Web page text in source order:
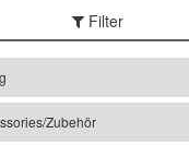
Filter
Zubehör